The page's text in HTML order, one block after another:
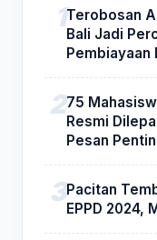
Terobosan
Bali Jadi
Pembiayaan
75
Resmi
Pesan
Pacitan
EPPD 2024,